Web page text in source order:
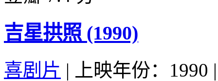
吉星拱照 (1990)
喜剧片 | 上映年份：1990 |